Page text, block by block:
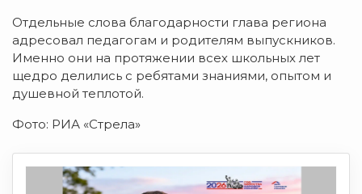
Отдельные слова благодарности глава региона
адресовал педагогам и родителям выпускников.
Именно они на протяжении всех школьных лет
щедро делились с ребятами знаниями, опытом и
душевной теплотой.
Фото: РИА «Стрела»